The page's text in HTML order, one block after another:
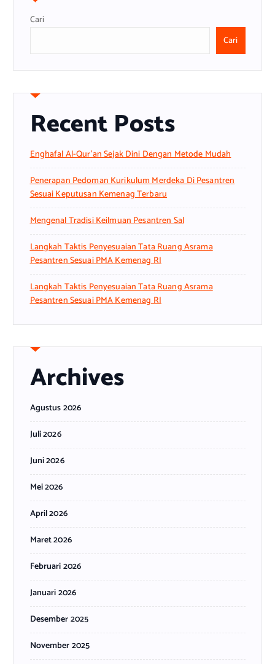
Cari
Cari
Recent Posts
Enghafal Al-Qur’an Sejak Dini Dengan Metode Mudah
Penerapan Pedoman Kurikulum Merdeka Di Pesantren
Sesuai Keputusan Kemenag Terbaru
Mengenal Tradisi Keilmuan Pesantren Sal
Langkah Taktis Penyesuaian Tata Ruang Asrama
Pesantren Sesuai PMA Kemenag RI
Langkah Taktis Penyesuaian Tata Ruang Asrama
Pesantren Sesuai PMA Kemenag RI
Archives
Agustus 2026
Juli 2026
Juni 2026
Mei 2026
April 2026
Maret 2026
Februari 2026
Januari 2026
Desember 2025
November 2025